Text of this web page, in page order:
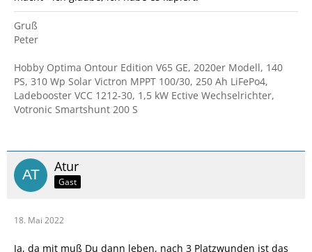
Gruß
Peter
Hobby Optima Ontour Edition V65 GE, 2020er Modell, 140
PS, 310 Wp Solar Victron MPPT 100/30, 250 Ah LiFePo4,
Ladebooster VCC 1212-30, 1,5 kW Ective Wechselrichter,
Votronic Smartshunt 200 S
Atur
Gast
18. Mai 2022
Ja, da mit muß Du dann leben, nach 3 Platzwunden ist das